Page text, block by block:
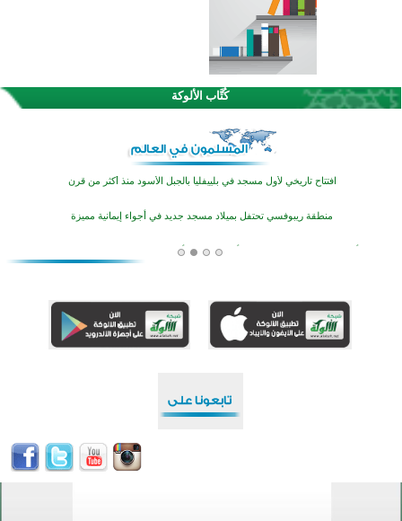
كُتَّاب الألوكة
اختتام الدورة التاسعة لمسابقة حفظ وتلاوة القرآن الكريم في أزناكاييف
تيسليتش تختتم برنامجا تعليميا لتعزيز القيم وبناء الشخصية للشباب المسلمين
اختتام منافسات قرآنية متميزة في بنغلاديش بمشاركة 3000 متسابق
افتتاح تاريخي لأول مسجد في بلييفليا بالجبل الأسود منذ أكثر من قرن
منطقة ريبوفسي تحتفل بميلاد مسجد جديد في أجواء إيمانية مميزة
أكبر مشروع إسلامي في ريف أستراليا يفتتح أبوابه بعد سنوات من العمل والعطاء
اختتام الدورة التاسعة لمسابقة حفظ وتلاوة القرآن الكريم في أزناكاييف